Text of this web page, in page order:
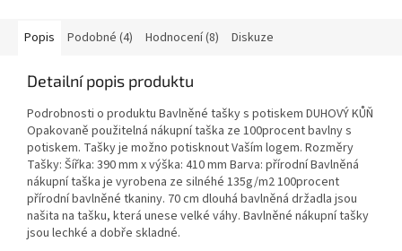
Popis Podobné (4) Hodnocení (8) Diskuze
Detailní popis produktu
Podrobnosti o produktu Bavlněné tašky s potiskem DUHOVÝ KŮŇ
Opakovaně použitelná nákupní taška ze 100procent bavlny s
potiskem. Tašky je možno potisknout Vaším logem. Rozměry
Tašky: Šířka: 390 mm x výška: 410 mm Barva: přírodní Bavlněná
nákupní taška je vyrobena ze silnéhé 135g/m2 100procent
přírodní bavlněné tkaniny. 70 cm dlouhá bavlněná držadla jsou
našita na tašku, která unese velké váhy. Bavlněné nákupní tašky
jsou lechké a dobře skladné.